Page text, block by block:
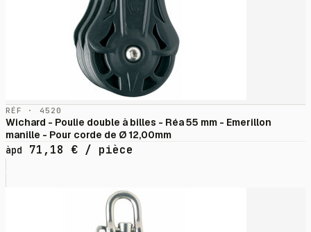
RÉF · 4520
Wichard - Poulie double à billes - Réa 55 mm - Emerillon
manille - Pour corde de Ø 12,00mm
àpd
71,18 € / pièce